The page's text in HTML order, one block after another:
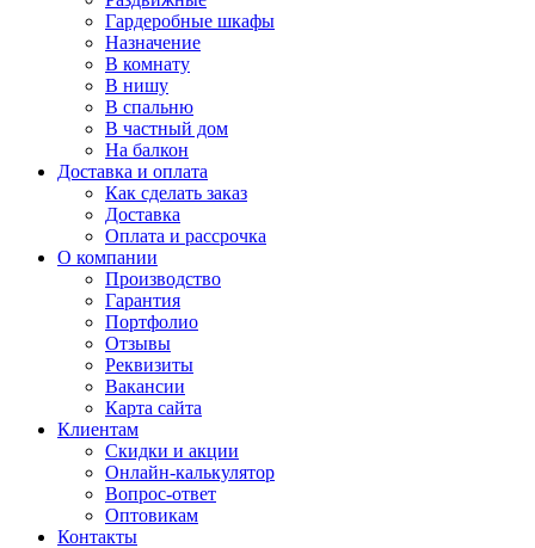
Гардеробные шкафы
Назначение
В комнату
В нишу
В спальню
В частный дом
На балкон
Доставка и оплата
Как сделать заказ
Доставка
Оплата и рассрочка
О компании
Производство
Гарантия
Портфолио
Отзывы
Реквизиты
Вакансии
Карта сайта
Клиентам
Скидки и акции
Онлайн-калькулятор
Вопрос-ответ
Оптовикам
Контакты